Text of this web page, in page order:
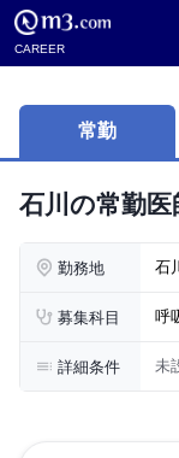
CAREER
常勤
石川の常勤
勤務地 石
募集科目 呼
詳細条件 未